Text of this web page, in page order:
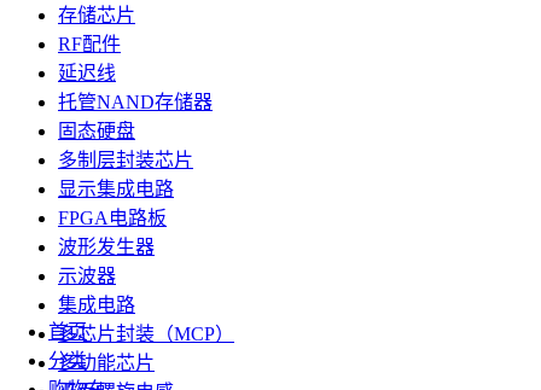
存储芯片
RF配件
延迟线
托管NAND存储器
固态硬盘
多制层封装芯片
显示集成电路
FPGA电路板
波形发生器
示波器
集成电路
多芯片封装（MCP）
多功能芯片
首页
分类